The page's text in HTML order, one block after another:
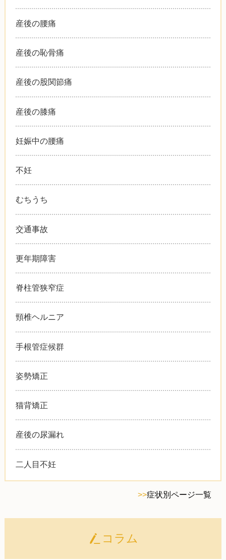
産後の腰痛
産後の恥骨痛
産後の股関節痛
産後の膝痛
妊娠中の腰痛
不妊
むちうち
交通事故
更年期障害
脊柱管狭窄症
頸椎ヘルニア
手根管症候群
姿勢矯正
猫背矯正
産後の尿漏れ
二人目不妊
>>症状別ページ一覧
コラム